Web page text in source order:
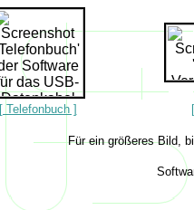
[ Telefonbuch ]
Für ein größeres Bild,